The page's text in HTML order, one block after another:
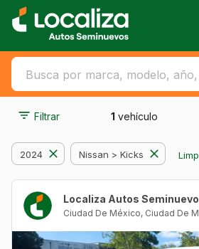
Filtrar 1 vehículo
2024 Nissan > Kicks
Localiza Autos
Ciudad De México, Ciudad De